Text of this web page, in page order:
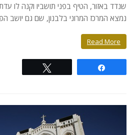
שנדד באזור, הטיף בפני תושביו וקנה לו
נמצא המרכז המרוני בלבנון, שם גם יושב
Read More